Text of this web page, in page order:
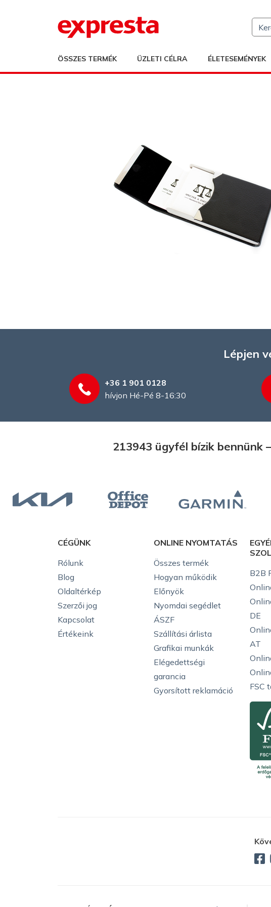
ÖSSZES TERMÉK ÜZLETI CÉLRA ÉLETESEMÉNYEK
Lépjen
+36 1 901 0128
hívjon Hé-Pé 8-16:30
213943 ügyfél bízik bennünk
CÉGÜNK
Rólunk
Blog
Oldaltérkép
Szerzői jog
Kapcsolat
Értékeink
ONLINE NYOMTATÁS
Összes termék
Hogyan működik
Előnyök
Nyomdai segédlet
ÁSZF
Szállítási árlista
Grafikai munkák
Elégedettségi
garancia
Gyorsított reklamáció
B2B
DE
AT
FSC